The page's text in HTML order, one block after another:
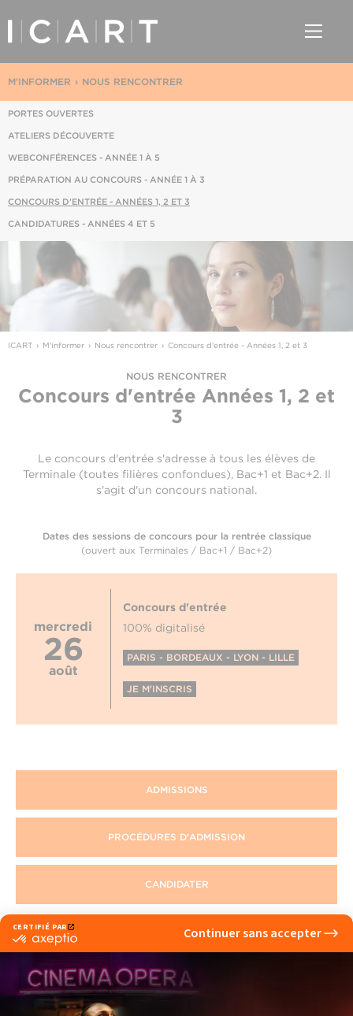
NOUS RENCONTRER
M'INFORMER
PORTES OUVERTES
ATELIERS DÉCOUVERTE
WEBCONFÉRENCES - ANNÉE 1 À 5
PRÉPARATION AU CONCOURS - ANNÉE 1 À 3
CONCOURS D'ENTRÉE - ANNÉES 1, 2 ET 3
CANDIDATURES - ANNÉES 4 ET 5
ICART M'informer Nous rencontrer Concours d'entrée - Années 1, 2 et 3
NOUS RENCONTRER
Concours d'entrée Années 1, 2 et
3
Le concours d'entrée s'adresse à tous les élèves de
Terminale (toutes filières confondues), Bac+1 et Bac+2. Il
s'agit d'un concours national.
Dates des sessions de concours pour la rentrée classique
(ouvert aux Terminales / Bac+1 / Bac+2)
mercredi
26
août
Concours d'entrée
100% digitalisé
PARIS - BORDEAUX - LYON - LILLE
JE M'INSCRIS
ADMISSIONS
PROCÉDURES D'ADMISSION
CANDIDATER
Voir également